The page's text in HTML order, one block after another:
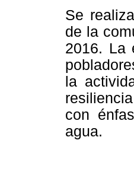
Se
de la
2016. La
la
con
agua.